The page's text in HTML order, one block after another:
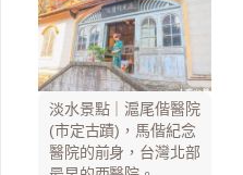
淡水景點｜滬尾偕醫院
(市定古蹟)，馬偕紀念
醫院的前身，台灣北部